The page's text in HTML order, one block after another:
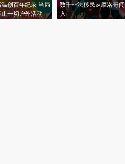
创百年纪录 当局
止一切户外活动
数千非法移民从摩洛哥闯
入